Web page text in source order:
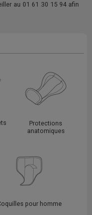
au 01 61 30 15 94 afin
Protections
anatomiques
pour homme